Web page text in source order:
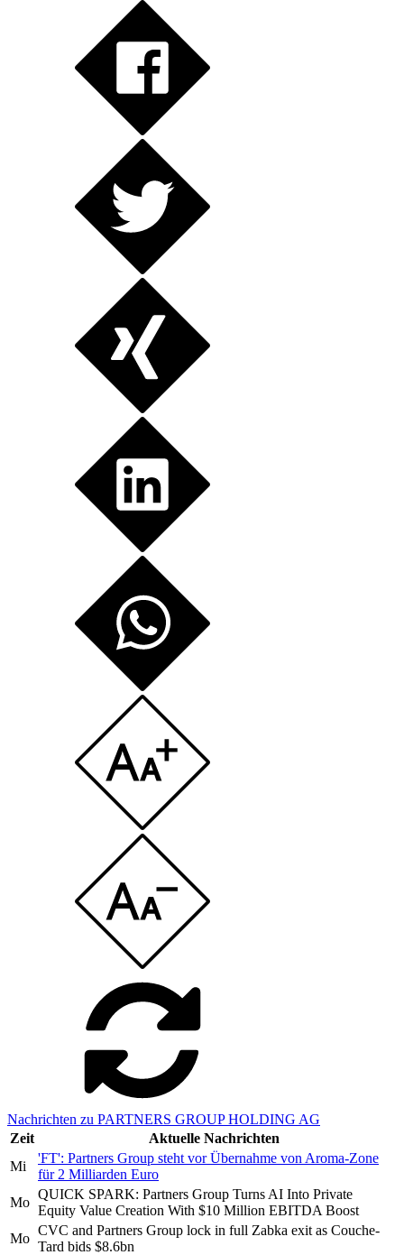
Nachrichten zu PARTNERS GROUP HOLDING AG
Zeit
Aktuelle Nachrichten
Mi
'FT': Partners Group steht vor Übernahme von Aroma-Zone
für 2 Milliarden Euro
Mo
QUICK SPARK: Partners Group Turns AI Into Private
Equity Value Creation With $10 Million EBITDA Boost
Mo
CVC and Partners Group lock in full Zabka exit as Couche-
Tard bids $8.6bn